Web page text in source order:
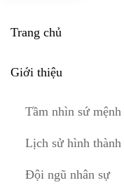
Trang chủ
Giới thiệu
Tầm nhìn sứ mệnh
Lịch sử hình thành
Đội ngũ nhân sự